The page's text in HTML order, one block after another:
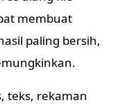
membuat
paling bersih,
teks, rekaman